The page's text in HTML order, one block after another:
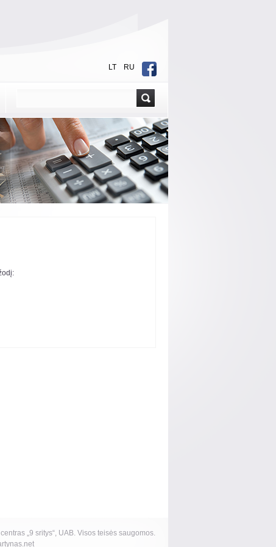
LT RU
„9 sritys“, UAB. Visos teisės saugomos.